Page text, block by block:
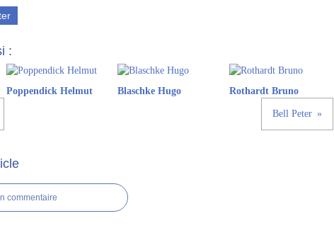
:
Poppendick Helmut Blaschke Hugo Rothardt Bruno
Bell Peter
commentaire